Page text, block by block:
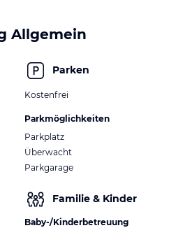
Allgemein
Parken
Kostenfrei
Parkmöglichkeiten
Parkplatz
Überwacht
Parkgarage
Familie & Kinder
Baby-/Kinderbetreuung